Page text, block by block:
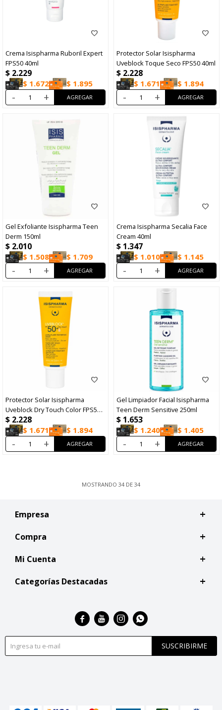
Crema Isispharma Ruboril Expert
FPS50 40ml
$ 2.229
$ 1.672 $ 1.895
- +
Protector Solar Isispharma
Uveblock Toque Seco FPS50 40ml
$ 2.228
$ 1.671 $ 1.894
- +
Gel Exfoliante Isispharma Teen
Derm 150ml
$ 2.010
$ 1.508 $ 1.709
- +
Crema Isispharma Secalia Face
Cream 40ml
$ 1.347
$ 1.010 $ 1.145
- +
Protector Solar Isispharma
Uveblock Dry Touch Color FPS50+
40ml
$ 2.228
$ 1.671 $ 1.894
- +
Gel Limpiador Facial Isispharma
Teen Derm Sensitive 250ml
$ 1.653
$ 1.240 $ 1.405
- +
MOSTRANDO 34 DE 34
Empresa
Compra
Mi Cuenta
Categorías Destacadas
SUSCRIBIRME
   